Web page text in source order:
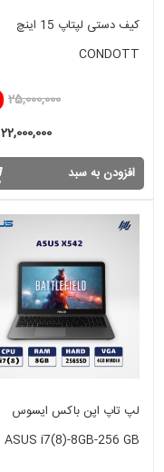
کیف دستی لپتاپ 15 اینچ
CONDOTT
25,000,000
22,000,000 ریال
افزودن به سبد
لپ تاپ اپن باکس ایسوس
ASUS i7(8)-8GB-256 GB